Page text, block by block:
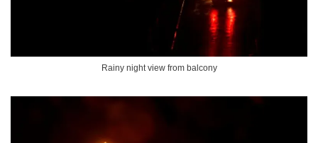
Rainy night view from balcony